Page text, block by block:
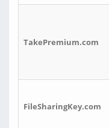
TakePremium.com
FileSharingKey.com